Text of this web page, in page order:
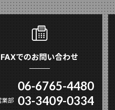
FAXでのお問い合わせ
06-6765-4480
業部 03-3409-0334